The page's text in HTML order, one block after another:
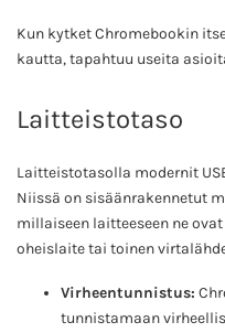
Kun kytket Chromebookin
kautta, tapahtuu useita
Laitteistotaso
Laitteistotasolla modernit
Niissä on sisäänrakennetut
millaiseen laitteeseen ne
oheislaite tai toinen
Virheentunnistus:
tunnistamaan